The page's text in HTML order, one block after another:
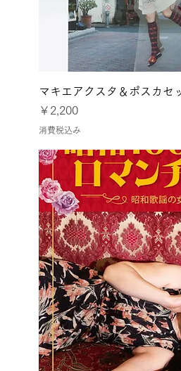
マキエアクスタ＆ポスカ
価格
￥2,200
消費税込み